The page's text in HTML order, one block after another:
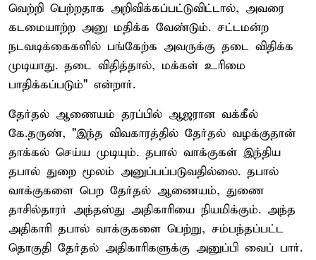
வெற்றி பெற்றதாக அறிவிக்கப்பட்டுவிட்டால், அவரை
கடமையாற்ற அனு மதிக்க வேண்டும். சட்டமன்ற
நடவடிக்கைகளில் பங்கேற்க அவருக்கு தடை விதிக்க
முடியாது. தடை விதித்தால், மக்கள் உரிமை
பாதிக்கப்படும்" என்றார்.
தேர்தல் ஆணையம் தரப்பில் ஆஜரான வக்கீல்
கே.தருண், "இந்த விவகாரத்தில் தேர்தல் வழக்குதான்
தாக்கல் செய்ய முடியும். தபால் வாக்குகள் இந்திய
தபால் துறை மூலம் அனுப்பப்படுவதில்லை. தபால்
வாக்குகளை பெற தேர்தல் ஆணையம், துணை
தாசில்தாரர் அந்தஸ்து அதிகாரியை நியமிக்கும். அந்த
அதிகாரி தபால் வாக்குகளை பெற்று, சம்பந்தப்பட்ட
தொகுதி தேர்தல் அதிகாரிகளுக்கு அனுப்பி வைப் பார்.